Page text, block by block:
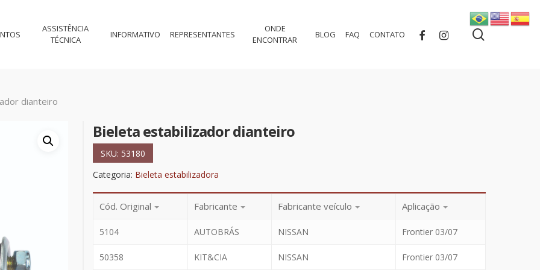
ASSISTÊNCIA
TÉCNICA
INFORMATIVO REPRESENTANTES
ONDE
ENCONTRAR
BLOG FAQ CONTATO FACEBOOKINSTAGRAM
dianteiro
Bieleta estabilizador dianteiro
SKU: 53180
Categoria: Bieleta estabilizadora
Cód. Original Fabricante Fabricante veículo Aplicação
5104 AUTOBRÁS NISSAN Frontier 03/07
50358 KIT&CIA NISSAN Frontier 03/07